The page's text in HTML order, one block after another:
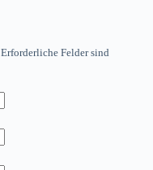
Erforderliche Felder sind